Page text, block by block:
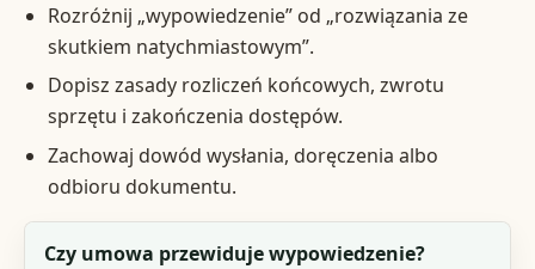
Rozróżnij „wypowiedzenie” od „rozwiązania ze
skutkiem natychmiastowym”.
Dopisz zasady rozliczeń końcowych, zwrotu
sprzętu i zakończenia dostępów.
Zachowaj dowód wysłania, doręczenia albo
odbioru dokumentu.
Pytanie kontrolne
Czy umowa przewiduje wypowiedzenie?